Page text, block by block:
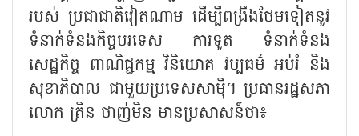
របស់ ប្រជាជាតិវៀតណាម ដើម្បីពង្រឹងថែមទៀតនូវ
ទំនាក់ទំនងកិច្ចបរទេស ការទូត ទំនាក់ទំនង
សេដ្ឋកិច្ច ពាណិជ្ជកម្ម វិនិយោគ វប្បធម៌ អប់រំ និង
សុខាភិបាល ជាមួយប្រទេសសាម៉ី។ ប្រធានរដ្ឋសភា
លោក ត្រិន ថាញ់មិន មានប្រសាសន៍ថា៖